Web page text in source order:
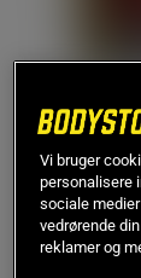
Mutant Whey
Protein 4,5 kg
33 anmeldelser
Mutant
Vi bruger
personalisere
sociale
vedrørende
reklamer og